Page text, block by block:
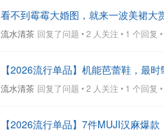
看不到霉霉大婚图，就来一波美裙大
流水清茶 回复了问题 • 2 人关注 • 1 个回复
【2026流行单品】机能芭蕾鞋，最
流水清茶 回复了问题 • 2 人关注 • 1 个回复
【2026流行单品】7件MUJI汉麻爆款